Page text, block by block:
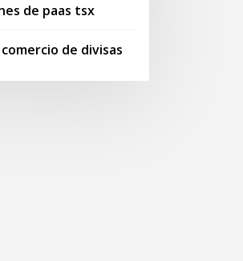
de paas tsx
de divisas